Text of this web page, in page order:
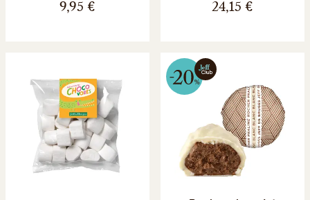
9,95 € 24,15 €